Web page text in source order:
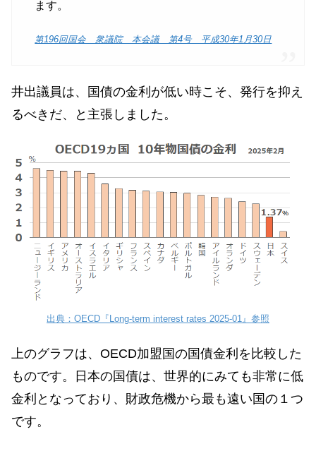
ます。
第196回国会 衆議院 本会議 第4号 平成30年1月30日
井出議員は、国債の金利が低い時こそ、発行を抑え
るべきだ、と主張しました。
出典：OECD『Long-term interest rates 2025-01』参照
上のグラフは、OECD加盟国の国債金利を比較した
ものです。日本の国債は、世界的にみても非常に低
金利となっており、財政危機から最も遠い国の１つ
です。